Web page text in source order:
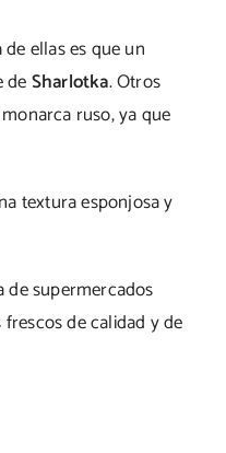
ellas es que un
deSharlotka. Otros
ruso, ya que
textura esponjosa y
de supermercados
de calidad y de